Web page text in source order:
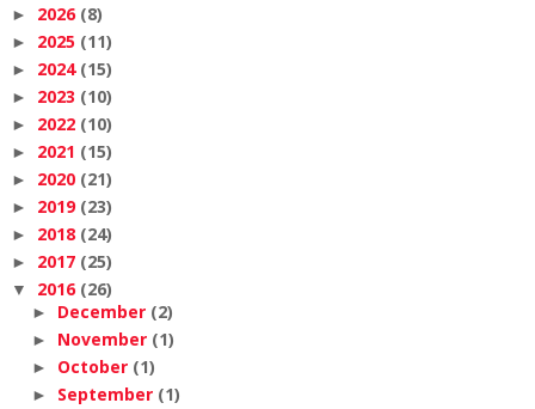
► 2026 (8)
► 2025 (11)
► 2024 (15)
► 2023 (10)
► 2022 (10)
► 2021 (15)
► 2020 (21)
► 2019 (23)
► 2018 (24)
► 2017 (25)
▼ 2016 (26)
► December (2)
► November (1)
► October (1)
► September (1)